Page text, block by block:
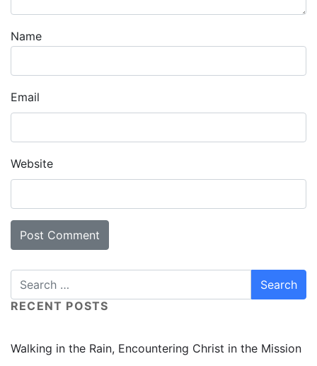
Name
Email
Website
RECENT POSTS
Walking in the Rain, Encountering Christ in the Mission